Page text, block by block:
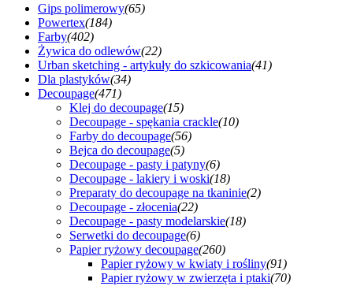
Gips polimerowy(65)
Powertex(184)
Farby(402)
Żywica do odlewów(22)
Urban sketching - artykuły do szkicowania(41)
Dla plastyków(34)
Decoupage(471)
Klej do decoupage(15)
Decoupage - spękania crackle(10)
Farby do decoupage(56)
Bejca do decoupage(5)
Decoupage - pasty i patyny(6)
Decoupage - lakiery i woski(18)
Preparaty do decoupage na tkaninie(2)
Decoupage - złocenia(22)
Decoupage - pasty modelarskie(18)
Serwetki do decoupage(6)
Papier ryżowy decoupage(260)
Papier ryżowy w kwiaty i rośliny(91)
Papier ryżowy w zwierzęta i ptaki(70)